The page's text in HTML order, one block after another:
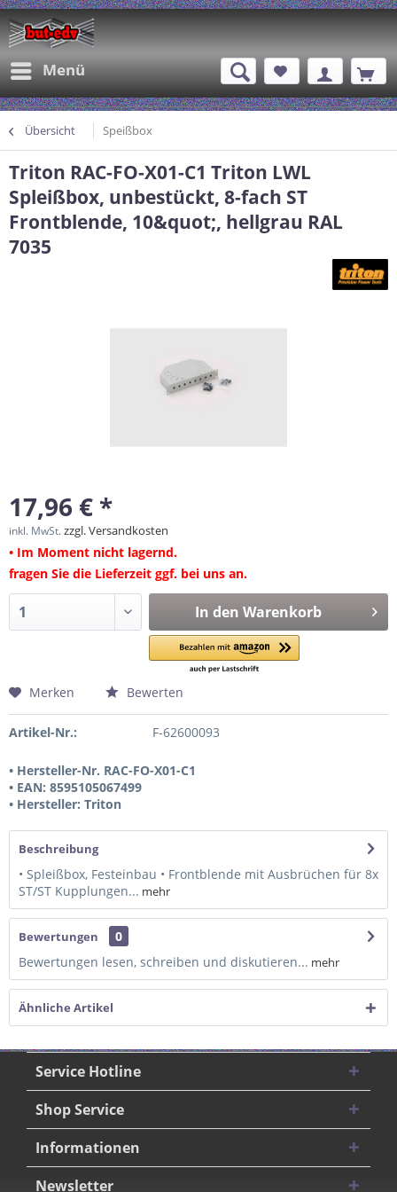
Menü
Übersicht Speißbox
Triton RAC-FO-X01-C1 Triton LWL
Spleißbox, unbestückt, 8-fach ST
Frontblende, 10&quot;, hellgrau RAL
7035
17,96 € *
inkl. MwSt.zzgl. Versandkosten
• Im Moment nicht lagernd.
fragen Sie die Lieferzeit ggf. bei uns an.
In den Warenkorb
Merken Bewerten
Artikel-Nr.: F-62600093
• Hersteller-Nr. RAC-FO-X01-C1
• EAN: 8595105067499
• Hersteller: Triton
Beschreibung
• Spleißbox, Festeinbau • Frontblende mit Ausbrüchen für 8x
ST/ST Kupplungen... mehr
Bewertungen
0
Bewertungen lesen, schreiben und diskutieren... mehr
Ähnliche Artikel
Service Hotline
Shop Service
Informationen
Newsletter